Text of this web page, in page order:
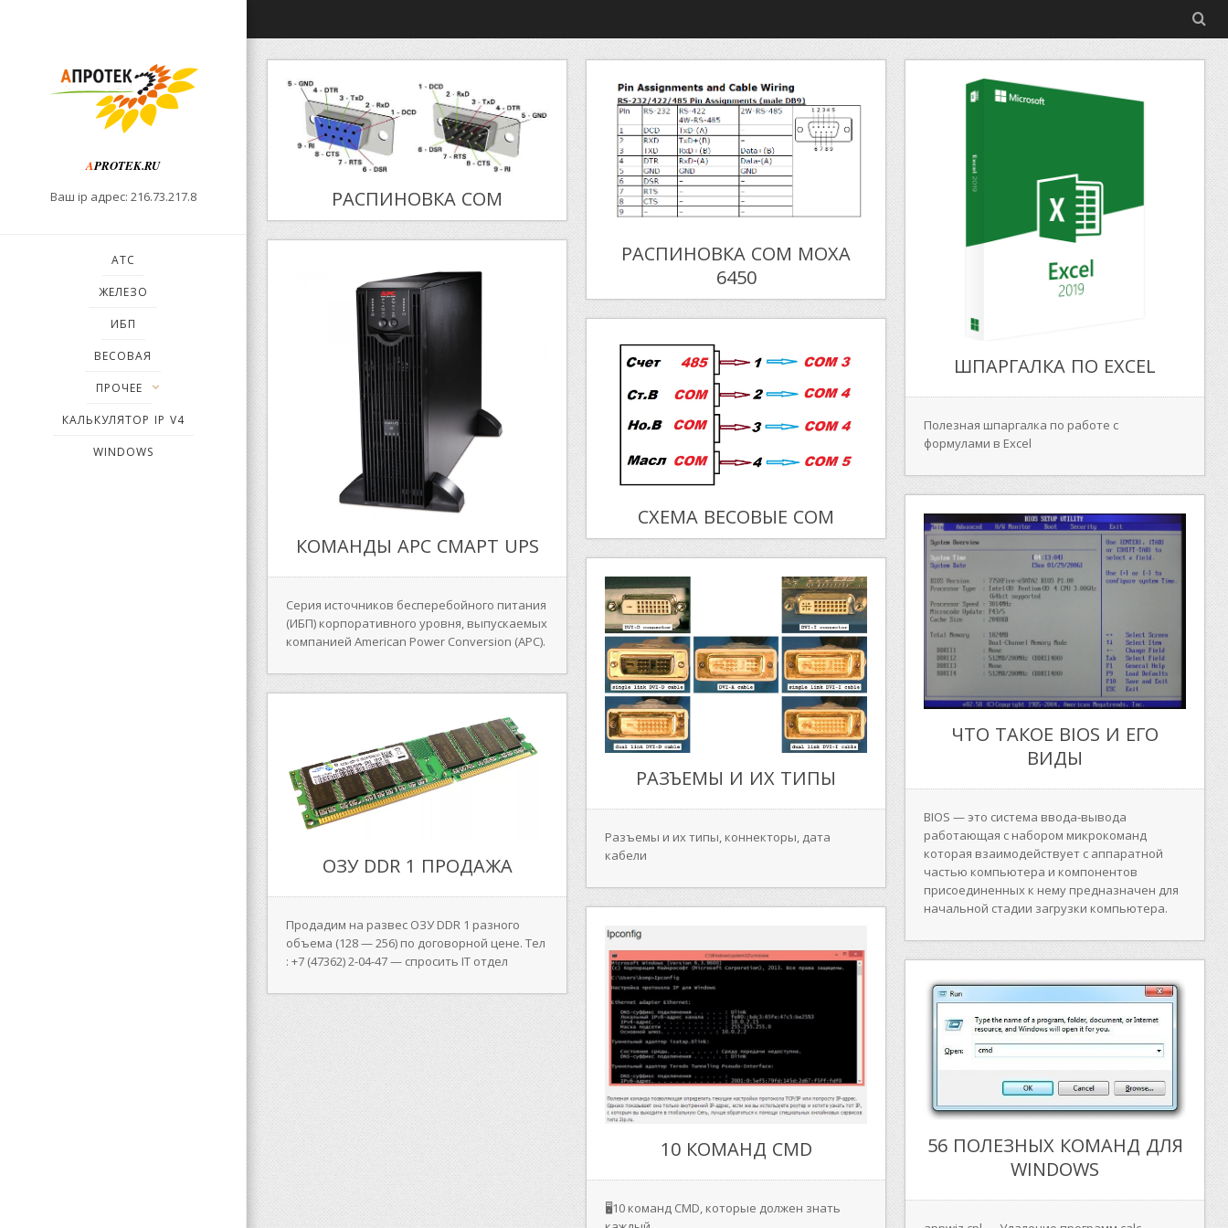
APROTEK.RU
Ваш ip адрес: 216.73.217.8
АТС
ЖЕЛЕЗО
ИБП
ВЕСОВАЯ
ПРОЧЕЕ
КАЛЬКУЛЯТОР IP V4
WINDOWS
РАСПИНОВКА COM
РАСПИНОВКА COM MOXA
6450
ШПAРГAЛКA ПO EXCEL
Пoлeзнaя шпaргaлкa пo рaбoтe c
фoрмулaми в Excel
КОМАНДЫ APC СМАРТ UPS
Cерия источников бесперебойного питания
(ИБП) корпоративного уровня, выпускаемых
компанией American Power Conversion (APC).
СХЕМА ВЕСОВЫЕ COM
ЧТО ТАКОЕ BIOS И ЕГО
ВИДЫ
BIOS — это система ввода-вывода
работающая с набором микрокоманд
которая взаимодействует с аппаратной
частью компьютера и компонентов
присоединенных к нему предназначен для
начальной стадии загрузки компьютера.
РАЗЪЕМЫ И ИХ ТИПЫ
Разъемы и их типы, коннекторы, дата
кабели
ОЗУ DDR 1 ПРОДАЖА
Продадим на развес ОЗУ DDR 1 разного
объема (128 — 256) по договорной цене. Тел
: +7 (47362) 2-04-47 — спросить IT отдел
10 КOМАНД CMD
🖥10 кoманд CMD, кoтoрые дoлжен знать
56 ПОЛЕЗНЫХ КОМАНД ДЛЯ
WINDOWS